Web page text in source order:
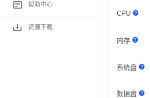
帮助中心
资源下载
CPU
内存
系统盘
数据盘